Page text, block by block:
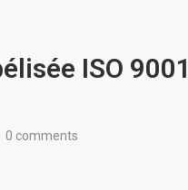
ISO
0 comments